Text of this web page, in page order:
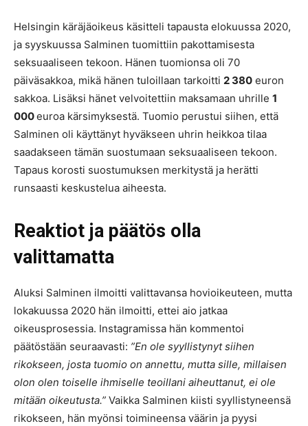
Helsingin käräjäoikeus käsitteli tapausta elokuussa 2020,
ja syyskuussa Salminen tuomittiin pakottamisesta
seksuaaliseen tekoon. Hänen tuomionsa oli 70
päiväsakkoa, mikä hänen tuloillaan tarkoitti 2 380 euron
sakkoa. Lisäksi hänet velvoitettiin maksamaan uhrille 1
000euroa kärsimyksestä. Tuomio perustui siihen, että
Salminen oli käyttänyt hyväkseen uhrin heikkoa tilaa
saadakseen tämän suostumaan seksuaaliseen tekoon.
Tapaus korosti suostumuksen merkitystä ja herätti
runsaasti keskustelua aiheesta.
Reaktiot ja päätös olla
valittamatta
Aluksi Salminen ilmoitti valittavansa hovioikeuteen, mutta
lokakuussa 2020 hän ilmoitti, ettei aio jatkaa
oikeusprosessia. Instagramissa hän kommentoi
päätöstään seuraavasti: ”En ole syyllistynyt siihen
rikokseen, josta tuomio on annettu, mutta sille, millaisen
olon olen toiselle ihmiselle teoillani aiheuttanut, ei ole
mitään oikeutusta.” Vaikka Salminen kiisti syyllistyneensä
rikokseen, hän myönsi toimineensa väärin ja pyysi